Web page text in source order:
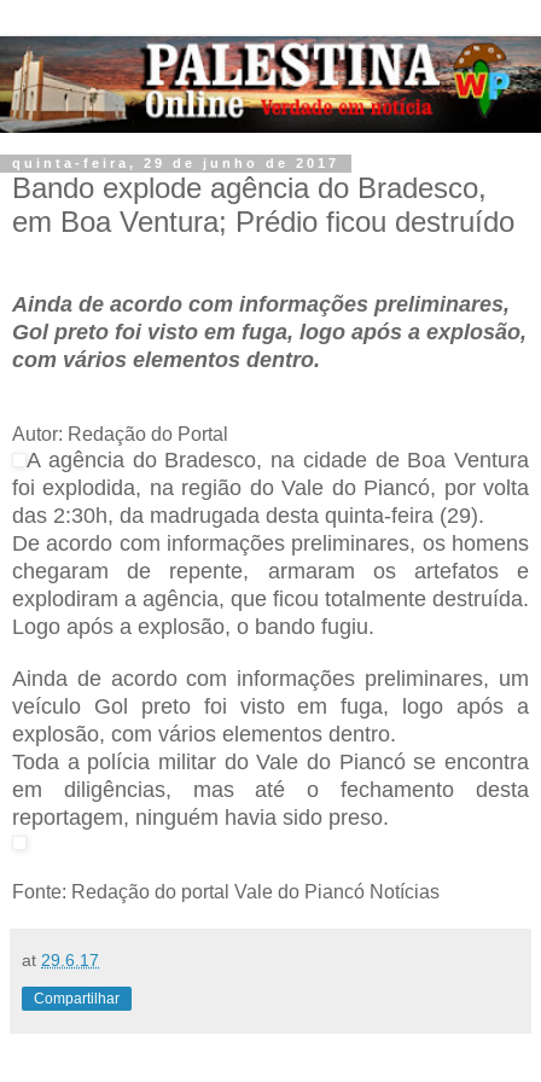
quinta-feira, 29 de junho de 2017
Bando explode agência do Bradesco,
em Boa Ventura; Prédio ficou destruído
Ainda de acordo com informações preliminares,
Gol preto foi visto em fuga, logo após a explosão,
com vários elementos dentro.
Autor: Redação do Portal
A agência do Bradesco, na cidade de Boa Ventura
foi explodida, na região do Vale do Piancó, por volta
das 2:30h, da madrugada desta quinta-feira (29).
De acordo com informações preliminares, os homens
chegaram de repente, armaram os artefatos e
explodiram a agência, que ficou totalmente destruída.
Logo após a explosão, o bando fugiu.
Ainda de acordo com informações preliminares, um
veículo Gol preto foi visto em fuga, logo após a
explosão, com vários elementos dentro.
Toda a polícia militar do Vale do Piancó se encontra
em diligências, mas até o fechamento desta
reportagem, ninguém havia sido preso.
Fonte: Redação do portal Vale do Piancó Notícias
at 29.6.17
Compartilhar